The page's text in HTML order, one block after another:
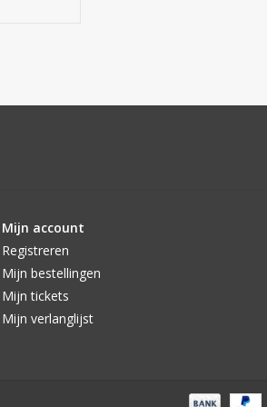
Mijn account
Registreren
Mijn bestellingen
Mijn tickets
Mijn verlanglijst